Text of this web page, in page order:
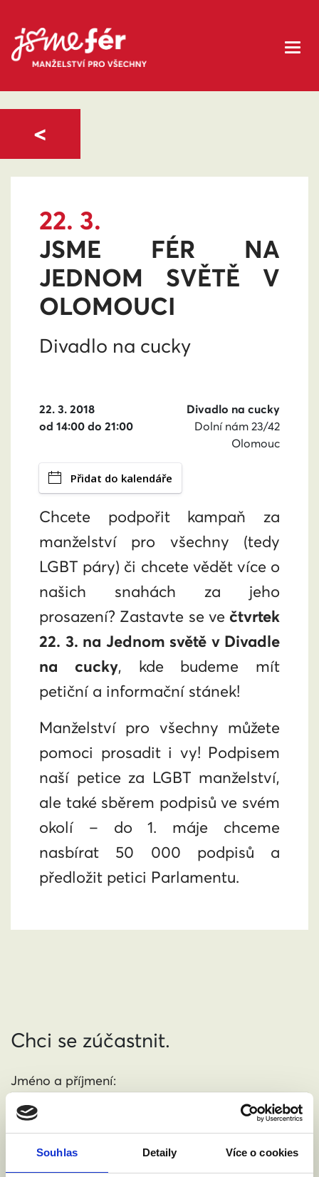
Souhlas Detaily Více o cookies
22. 3.
JSME FÉR NA
JEDNOM SVĚTĚ V
OLOMOUCI
Divadlo na cucky
22. 3. 2018
od 14:00 do 21:00
Divadlo na cucky
Dolní nám 23/42
Olomouc
Přidat do kalendáře
Chcete podpořit kampaň za
manželství pro všechny (tedy
LGBT páry) či chcete vědět více o
našich snahách za jeho
prosazení? Zastavte se ve čtvrtek
22. 3. na Jednom světě v Divadle
na cucky, kde budeme mít
petiční a informační stánek!
Manželství pro všechny můžete
pomoci prosadit i vy! Podpisem
naší petice za LGBT manželství,
ale také sběrem podpisů ve svém
okolí – do 1. máje chceme
nasbírat 50 000 podpisů a
předložit petici Parlamentu.
<
Chci se zúčastnit.
Jméno a příjmení:
Váš email: